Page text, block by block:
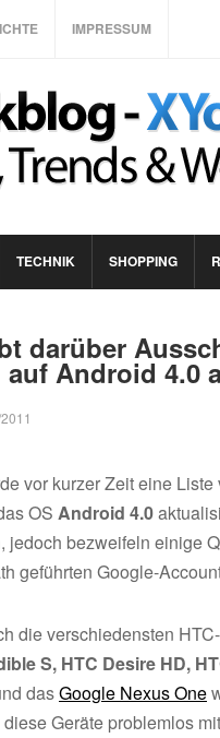
IMPRESSUM
TECHNIK SHOPPING
darüber
Android 4.0
vor kurzer Zeit eine
OS Android 4.0
jedoch bezweifeln einige
geführten Google-
die verschiedensten
S, HTC Desire HD,
dasGoogle Nexus One
Geräte problemlos